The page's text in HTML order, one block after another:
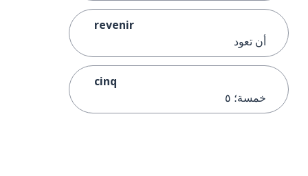
revenir
أن تعود
cinq
خمسة؛ ٥